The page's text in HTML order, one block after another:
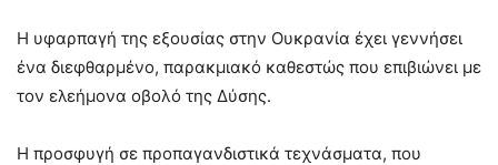
Η υφαρπαγή της εξουσίας στην Ουκρανία έχει γεννήσει
ένα διεφθαρμένο, παρακμιακό καθεστώς που επιβιώνει με
τον ελεήμονα οβολό της Δύσης.
Η προσφυγή σε προπαγανδιστικά τεχνάσματα, που